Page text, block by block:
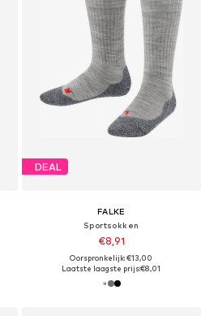
DEAL
FALKE
Sportsokken
€8,91
Oorspronkelijk: €13,00
Laatste laagste prijs:€8,01